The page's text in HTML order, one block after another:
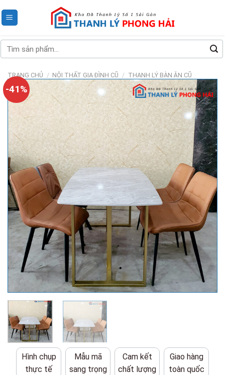
to
Tìm
kiếm:
TRANG CHỦ / NỘI THẤT GIA ĐÌNH CŨ / THANH LÝ BÀN ĂN CŨ
-41%
Hình chụp
thực tế
Mẫu mã
sang trọng
Cam kết
chất lượng
Giao hàng
toàn quốc